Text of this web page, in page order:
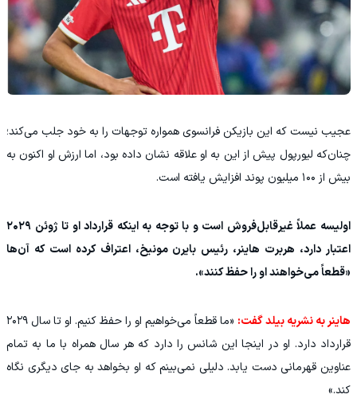
عجیب نیست که این بازیکن فرانسوی همواره توجهات را به خود جلب می‌کند؛
چنان‌که لیورپول پیش از این به او علاقه نشان داده بود، اما ارزش او اکنون به
بیش از ۱۰۰ میلیون پوند افزایش یافته است.
اولیسه عملاً غیرقابل‌فروش است و با توجه به اینکه قرارداد او تا ژوئن ۲۰۲۹
اعتبار دارد، هربرت هاینر، رئیس بایرن مونیخ، اعتراف کرده است که آن‌ها
«قطعاً می‌خواهند او را حفظ کنند».
هاینر به نشریه بیلد گفت:
«ما قطعاً می‌خواهیم او را حفظ کنیم. او تا سال ۲۰۲۹
قرارداد دارد. او در اینجا این شانس را دارد که هر سال همراه با ما به تمام
عناوین قهرمانی دست یابد. دلیلی نمی‌بینم که او بخواهد به جای دیگری نگاه
کند.»